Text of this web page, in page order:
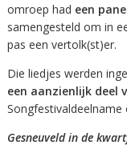
omroep had een
samengesteld om in
pas een vertolk(st)er.
Die liedjes werden
een aanzienlijk deel
Songfestivaldeelname
Gesneuveld in de